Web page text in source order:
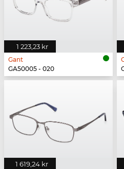
1 223,23 kr
Gant
GA50005 - 020
1 619,24 kr